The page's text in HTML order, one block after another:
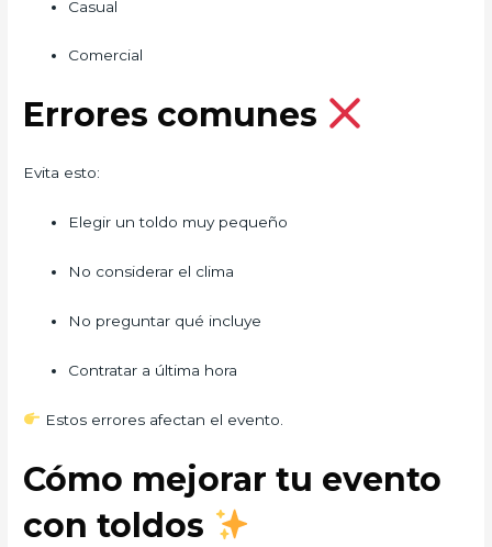
Casual
Comercial
Errores comunes
Evita esto:
Elegir un toldo muy pequeño
No considerar el clima
No preguntar qué incluye
Contratar a última hora
Estos errores afectan el evento.
Cómo mejorar tu evento
con toldos